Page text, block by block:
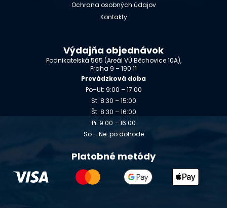
Ochrana osobných údajov
Kontakty
Výdajňa objednávok
Podnikatelská 565 (Areál VÚ Běchovice 10A),
Praha 9 – 190 11
Prevádzková doba
Po–Ut: 9:00 – 17:00
St: 8:30 – 15:00
Št: 8:30 – 16:00
Pi: 9:00 – 16:00
So – Ne: po dohode
Platobné metódy